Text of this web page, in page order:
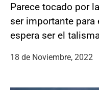
Parece tocado por
ser importante para
espera ser el
18 de Noviembre, 2022